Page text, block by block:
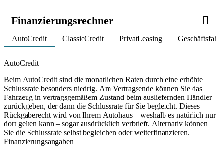
Finanzierungsrechner
AutoCredit ClassicCredit PrivatLeasing
AutoCredit
Beim AutoCredit sind die monatlichen Raten durch eine erhöhte
Schlussrate besonders niedrig. Am Vertragsende können Sie das
Fahrzeug in vertragsgemäßem Zustand beim ausliefernden Händler
zurückgeben, der dann die Schlussrate für Sie begleicht. Dieses
Rückgaberecht wird von Ihrem Autohaus – weshalb es natürlich nur
dort gelten kann – sogar ausdrücklich verbrieft. Alternativ können
Sie die Schlussrate selbst begleichen oder weiterfinanzieren.
Finanzierungsangaben